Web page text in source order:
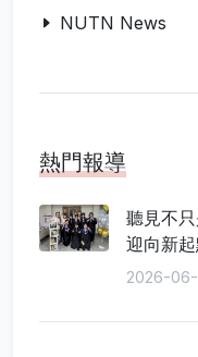
NUTN News
熱門報導
聽見不
迎向新
2026-